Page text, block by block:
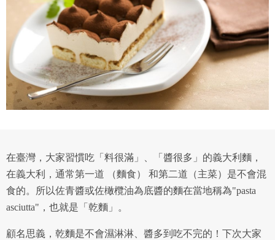
在臺灣，大家習慣吃「料很滿」、「醬很多」的義大利麵，
在義大利，通常第一道 （麵食） 和第二道（主菜）是不會混
食的。所以佐青醬或佐橄欖油為底醬的麵在當地稱為"pasta
asciutta"，也就是「乾麵」。
顧名思義，乾麵是不會濕淋淋、醬多到吃不完的！下次大家
專案名稱 使用 Facebook 帳號註冊
使用 Google 帳號註冊
緣會員有意願吉寶知識系統（本系統），經註冊本
系統表示您同意會員合約：